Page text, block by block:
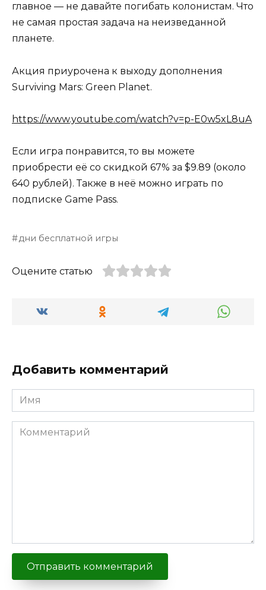
главное — не давайте погибать колонистам. Что
не самая простая задача на неизведанной
планете.
Акция приурочена к выходу дополнения
Surviving Mars: Green Planet.
https://www.youtube.com/watch?v=p-E0w5xL8uA
Если игра понравится, то вы можете
приобрести её со скидкой 67% за $9.89 (около
640 рублей). Также в неё можно играть по
подписке Game Pass.
дни бесплатной игры
Оцените статью
Добавить комментарий
Имя
Комментарий